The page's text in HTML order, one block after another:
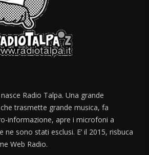
Radio Talpa. Una grande
trasmette grande musica, fa
informazione, apre i microfoni a
sono stati esclusi. E’ il 2015, risbuca
Web Radio.